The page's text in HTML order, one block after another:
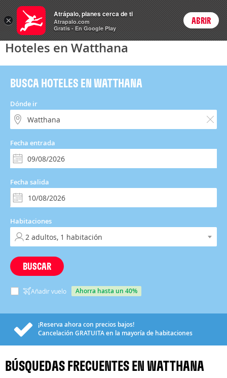
Hoteles Login
Hoteles en Watthana
BUSCA HOTELES EN WATTHANA
Dónde ir
Fecha entrada
Fecha salida
Habitaciones
BUSCAR
Añadir vuelo ahorra hasta un 40%
¡Reserva ahora con precios bajos!
Cancelación GRATUITAen la mayoría de habitaciones
BÚSQUEDAS FRECUENTES EN WATTHANA
×
Atrápalo, planes cerca de ti
Atrapalo.com
Gratis - En Google Play
ABRIR